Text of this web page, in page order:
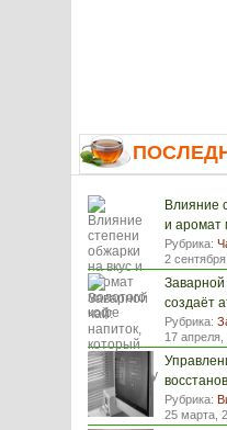
Влияние
и аромат
Рубрика:
2
Заварной
создаёт
Рубрика:
17 апреля,
Рубрика:
25 марта,